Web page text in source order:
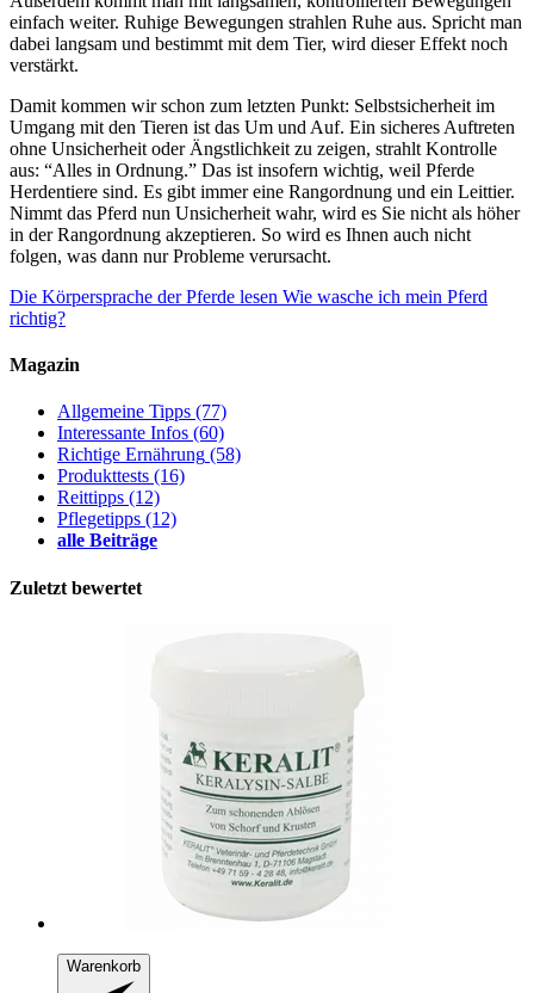
einfach weiter. Ruhige Bewegungen strahlen Ruhe aus. Spricht man
dabei langsam und bestimmt mit dem Tier, wird dieser Effekt noch
verstärkt.
Damit kommen wir schon zum letzten Punkt: Selbstsicherheit im
Umgang mit den Tieren ist das Um und Auf. Ein sicheres Auftreten
ohne Unsicherheit oder Ängstlichkeit zu zeigen, strahlt Kontrolle
aus: “Alles in Ordnung.” Das ist insofern wichtig, weil Pferde
Herdentiere sind. Es gibt immer eine Rangordnung und ein Leittier.
Nimmt das Pferd nun Unsicherheit wahr, wird es Sie nicht als höher
in der Rangordnung akzeptieren. So wird es Ihnen auch nicht
folgen, was dann nur Probleme verursacht.
Die Körpersprache der Pferde lesen Wie wasche ich mein Pferd
richtig?
Magazin
Allgemeine Tipps (77)
Interessante Infos (60)
Richtige Ernährung (58)
Produkttests (16)
Reittipps (12)
Pflegetipps (12)
alle Beiträge
Zuletzt bewertet
Warenkorb